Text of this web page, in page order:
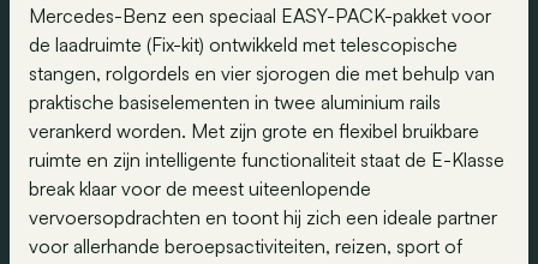
Mercedes-Benz een speciaal EASY-PACK-pakket voor
de laadruimte (Fix-kit) ontwikkeld met telescopische
stangen, rolgordels en vier sjorogen die met behulp van
praktische basiselementen in twee aluminium rails
verankerd worden. Met zijn grote en flexibel bruikbare
ruimte en zijn intelligente functionaliteit staat de E-Klasse
break klaar voor de meest uiteenlopende
vervoersopdrachten en toont hij zich een ideale partner
voor allerhande beroepsactiviteiten, reizen, sport of